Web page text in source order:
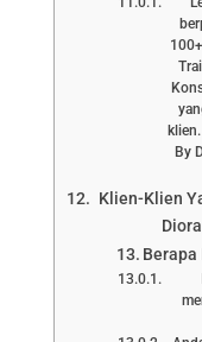
By
Klien-Klien
Berapa